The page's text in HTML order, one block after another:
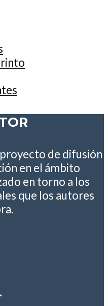
de difusión
en el ámbito
en torno a los
que los autores